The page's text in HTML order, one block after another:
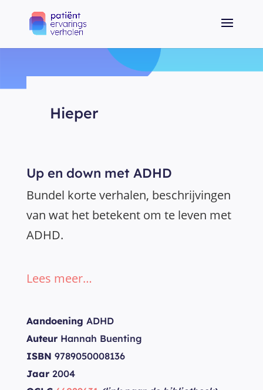
Hieper
Up en down met ADHD
Bundel korte verhalen, beschrijvingen
van wat het betekent om te leven met
ADHD.
Lees meer…
Aandoening ADHD
Auteur Hannah Buenting
ISBN 9789050008136
Jaar 2004